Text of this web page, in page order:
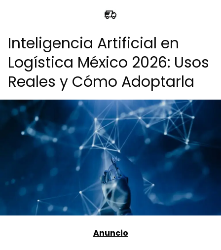
Inteligencia Artificial en
Logística México 2026: Usos
Reales y Cómo Adoptarla